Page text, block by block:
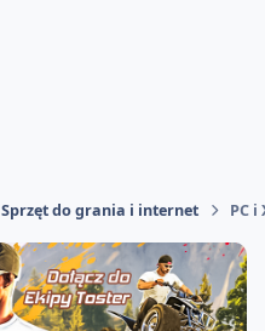
Sprzęt do grania i internet PC i